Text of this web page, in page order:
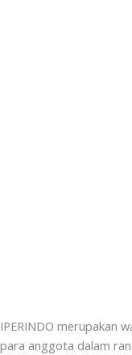
IPERINDO merupakan
para anggota dalam